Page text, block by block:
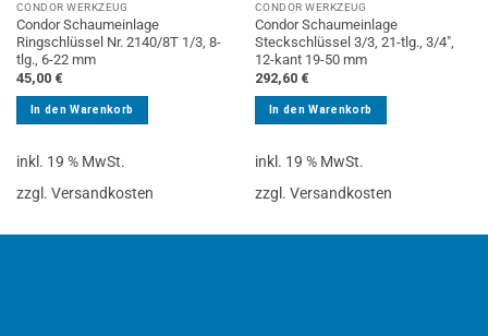
CONDOR WERKZEUG
Condor Schaumeinlage
Ringschlüssel Nr. 2140/8T 1/3, 8-
tlg., 6-22 mm
45,00 €
In den Warenkorb
inkl. 19 % MwSt.
zzgl. Versandkosten
CONDOR WERKZEUG
Condor Schaumeinlage
Steckschlüssel 3/3, 21-tlg., 3/4″,
12-kant 19-50 mm
292,60 €
In den Warenkorb
inkl. 19 % MwSt.
zzgl. Versandkosten